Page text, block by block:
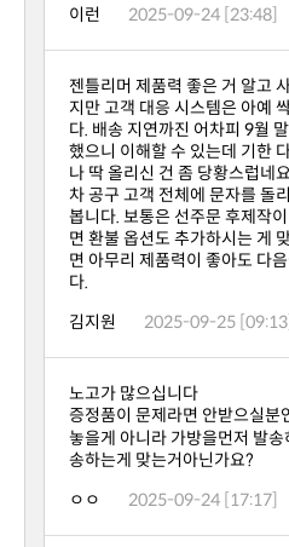
이런 2025-09-24 [23:48]
다.
김지원
2025-09-25 [09:13]
노고가 많으십니다
송하는게 맞는거아닌가요?
ㅇㅇ
2025-09-24 [17:17]